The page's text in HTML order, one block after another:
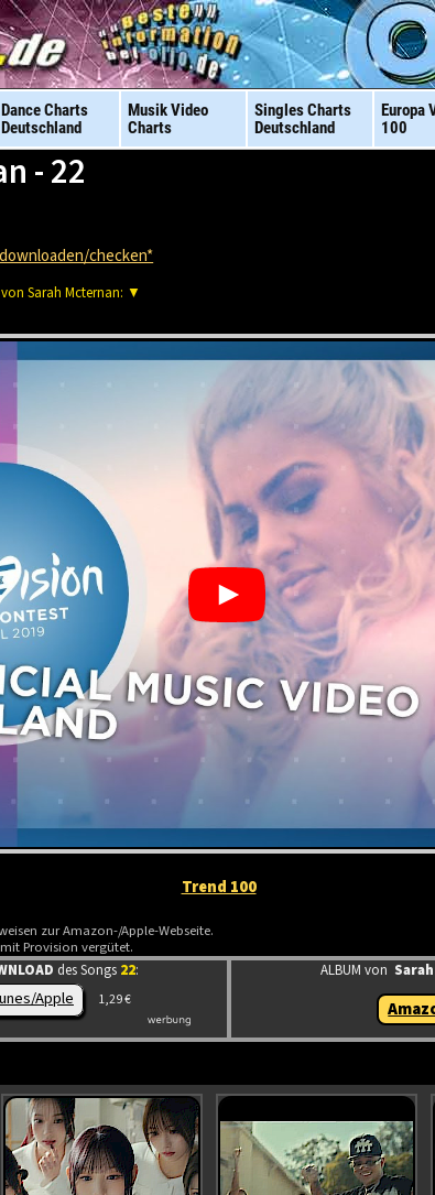
Dance Charts
Deutschland
Musik Video
Charts
Singles Charts
Deutschland
Europa
100
- 22
checken*
von Sarah Mcternan: ▼
Trend 100
zur Amazon-/Apple-Webseite.
Provision vergütet.
des Songs 22:
Apple 1,29 €
ALBUM von